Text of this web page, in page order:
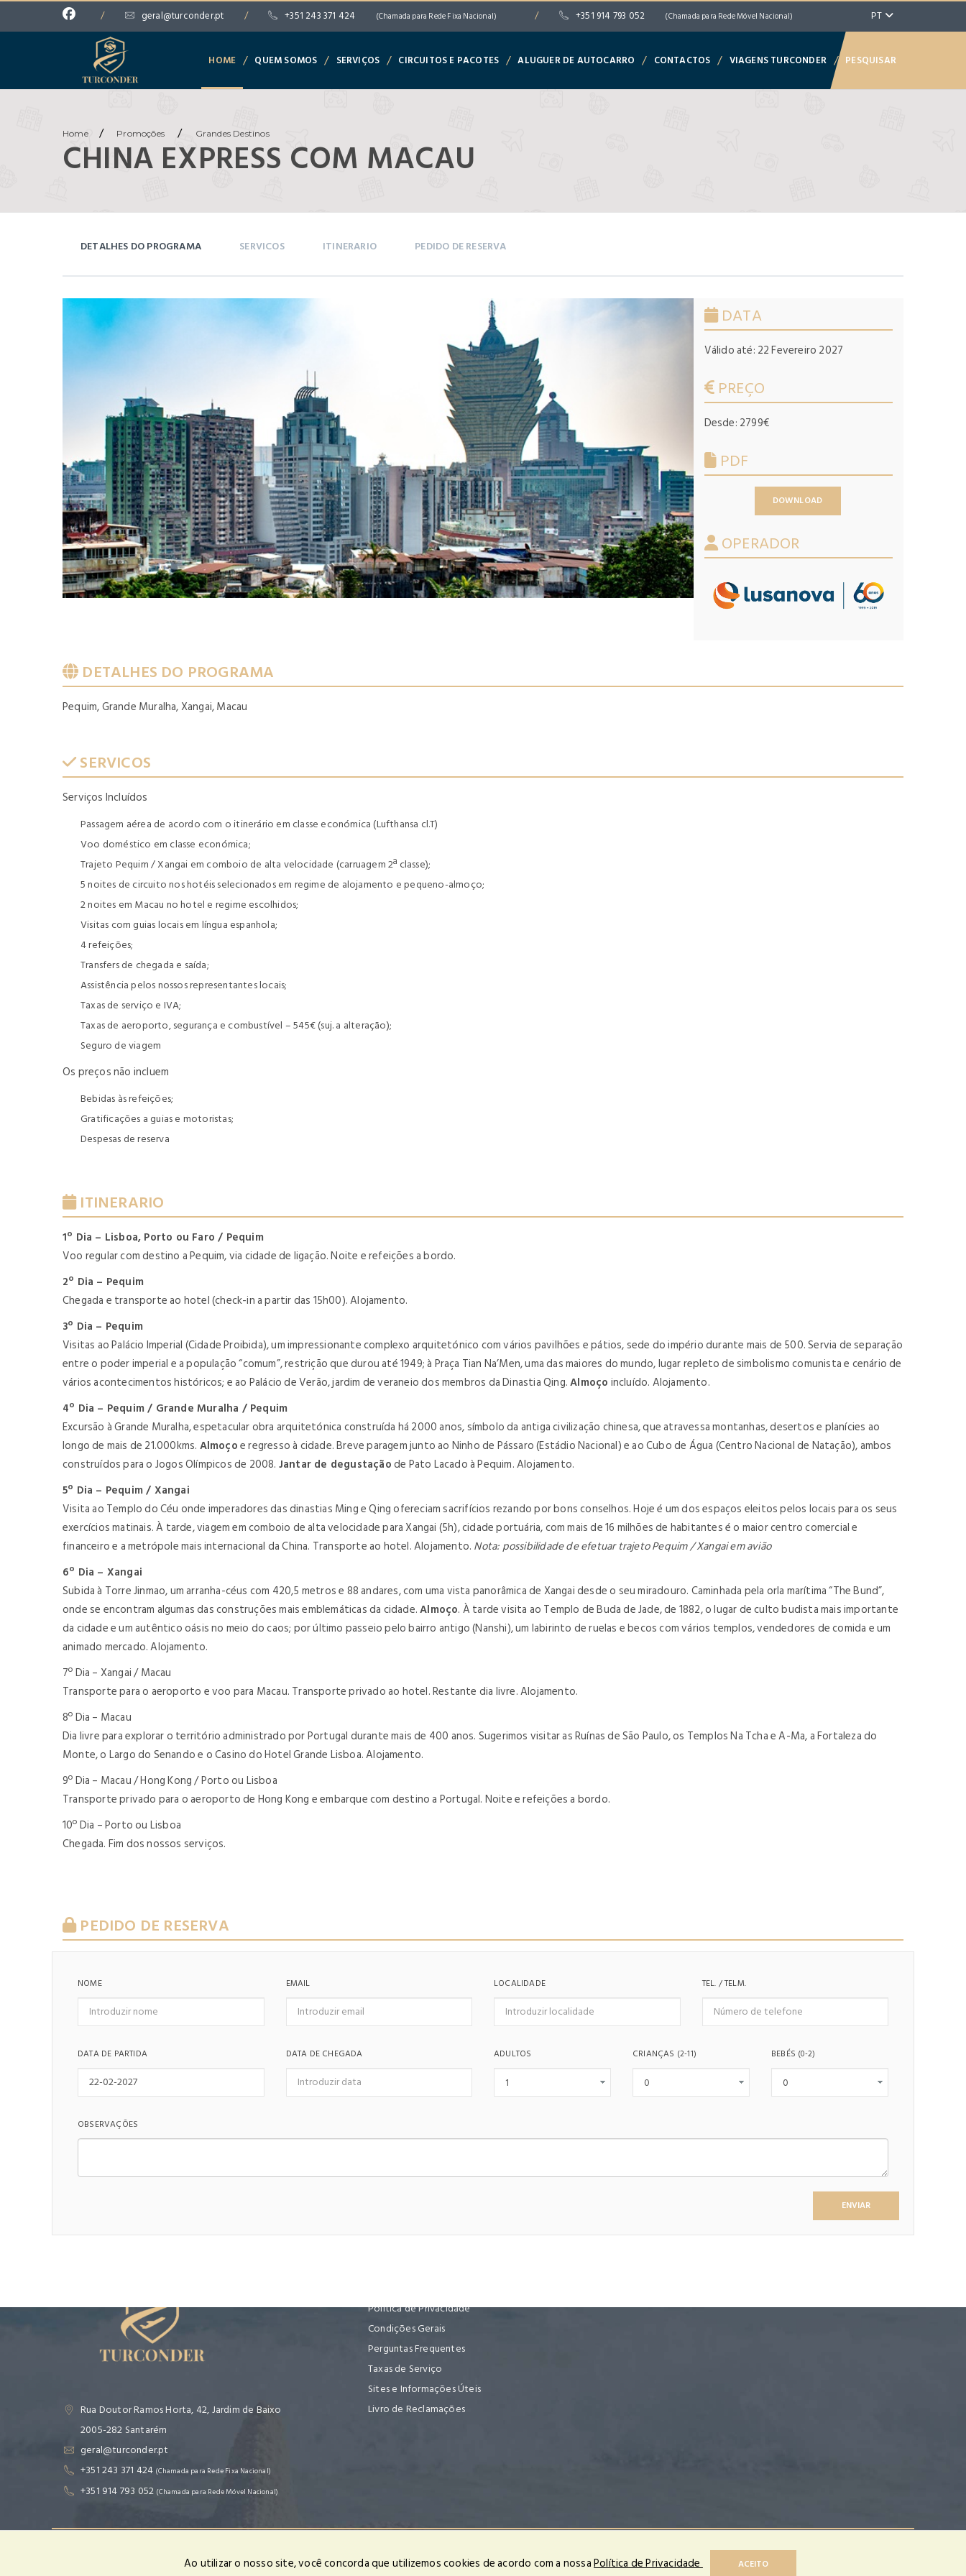
/ geral@turconder.pt / +351 243 371 424 (Chamada para Rede Fixa Nacional) / +351 914 793 052 (Chamada para Rede Móvel Nacional) PT
HOME / QUEM SOMOS / SERVIÇOS / CIRCUITOS E PACOTES / ALUGUER DE AUTOCARRO / CONTACTOS / VIAGENS TURCONDER / PESQUISAR
Home / Promoções / Grandes Destinos
CHINA EXPRESS COM MACAU
DETALHES DO PROGRAMA SERVICOS ITINERARIO PEDIDO DE RESERVA
DATA
Válido até: 22 Fevereiro 2027
PREÇO
Desde: 2799€
PDF
DOWNLOAD
OPERADOR
DETALHES DO PROGRAMA
Pequim, Grande Muralha, Xangai, Macau
SERVICOS
Serviços Incluídos
Passagem aérea de acordo com o itinerário em classe económica (Lufthansa cl.T)
Voo doméstico em classe económica;
Trajeto Pequim / Xangai em comboio de alta velocidade (carruagem 2ª classe);
5 noites de circuito nos hotéis selecionados em regime de alojamento e pequeno-almoço;
2 noites em Macau no hotel e regime escolhidos;
Visitas com guias locais em língua espanhola;
4 refeições;
Transfers de chegada e saída;
Assistência pelos nossos representantes locais;
Taxas de serviço e IVA;
Taxas de aeroporto, segurança e combustível – 545€ (suj. a alteração);
Seguro de viagem
Os preços não incluem
Bebidas às refeições;
Gratificações a guias e motoristas;
Despesas de reserva
ITINERARIO
1º Dia – Lisboa, Porto ou Faro / Pequim
Voo regular com destino a Pequim, via cidade de ligação. Noite e refeições a bordo.
2º Dia – Pequim
Chegada e transporte ao hotel (check-in a partir das 15h00). Alojamento.
3º Dia – Pequim
Visitas ao Palácio Imperial (Cidade Proibida), um impressionante complexo arquitetónico com vários pavilhões e pátios, sede do império durante mais de 500. Servia de separação
entre o poder imperial e a população “comum”, restrição que durou até 1949; à Praça Tian Na’Men, uma das maiores do mundo, lugar repleto de simbolismo comunista e cenário de
vários acontecimentos históricos; e ao Palácio de Verão, jardim de veraneio dos membros da Dinastia Qing.Almoço incluído. Alojamento.
4º Dia – Pequim / Grande Muralha / Pequim
Excursão à Grande Muralha, espetacular obra arquitetónica construída há 2000 anos, símbolo da antiga civilização chinesa, que atravessa montanhas, desertos e planícies ao
longo de mais de 21.000kms. Almoçoe regresso à cidade. Breve paragem junto ao Ninho de Pássaro (Estádio Nacional) e ao Cubo de Água (Centro Nacional de Natação), ambos
construídos para o Jogos Olímpicos de 2008. Jantar de degustaçãode Pato Lacado à Pequim. Alojamento.
5º Dia – Pequim / Xangai
Visita ao Templo do Céu onde imperadores das dinastias Ming e Qing ofereciam sacrifícios rezando por bons conselhos. Hoje é um dos espaços eleitos pelos locais para os seus
exercícios matinais. À tarde, viagem em comboio de alta velocidade para Xangai (5h), cidade portuária, com mais de 16 milhões de habitantes é o maior centro comercial e
financeiro e a metrópole mais internacional da China. Transporte ao hotel. Alojamento. Nota: possibilidade de efetuar trajeto Pequim / Xangai em avião
6º Dia – Xangai
Subida à Torre Jinmao, um arranha-céus com 420,5 metros e 88 andares, com uma vista panorâmica de Xangai desde o seu miradouro. Caminhada pela orla marítima “The Bund”,
onde se encontram algumas das construções mais emblemáticas da cidade.Almoço. À tarde visita ao Templo de Buda de Jade, de 1882, o lugar de culto budista mais importante
da cidade e um autêntico oásis no meio do caos; por último passeio pelo bairro antigo (Nanshi), um labirinto de ruelas e becos com vários templos, vendedores de comida e um
animado mercado. Alojamento.
7º Dia – Xangai / Macau
Transporte para o aeroporto e voo para Macau. Transporte privado ao hotel. Restante dia livre. Alojamento.
8º Dia – Macau
Dia livre para explorar o território administrado por Portugal durante mais de 400 anos. Sugerimos visitar as Ruínas de São Paulo, os Templos Na Tcha e A-Ma, a Fortaleza do
Monte, o Largo do Senando e o Casino do Hotel Grande Lisboa. Alojamento.
9º Dia – Macau / Hong Kong / Porto ou Lisboa
Transporte privado para o aeroporto de Hong Kong e embarque com destino a Portugal. Noite e refeições a bordo.
10º Dia – Porto ou Lisboa
Chegada. Fim dos nossos serviços.
PEDIDO DE RESERVA
NOME EMAIL LOCALIDADE TEL. / TELM.
DATA DE PARTIDA DATA DE CHEGADA ADULTOS CRIANÇAS (2-11) BEBÉS (0-2)
OBSERVAÇÕES
Rua Doutor Ramos Horta, 42, Jardim de Baixo
2005-282 Santarém
geral@turconder.pt
+351 243 371 424 (Chamada para Rede Fixa Nacional)
+351 914 793 052 (Chamada para Rede Móvel Nacional)
Política de Privacidade
Condições Gerais
Perguntas Frequentes
Taxas de Serviço
Sites e Informações Úteis
Livro de Reclamações
Ao utilizar o nosso site, você concorda que utilizemos cookies de acordo com a nossaPolítica de Privacidade ACEITO